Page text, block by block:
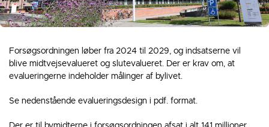
Forsøgsordningen løber fra 2024 til 2029, og indsatserne vil
blive midtvejsevalueret og slutevalueret. Der er krav om, at
evalueringerne indeholder målinger af bylivet.
Se nedenstående evalueringsdesign i pdf. format.